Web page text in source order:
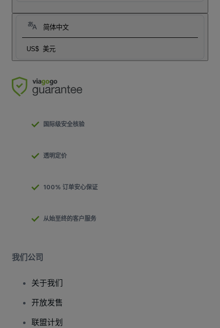
简体中文
US$ 美元
国际级安全核验
透明定价
100% 订单安心保证
从始至终的客户服务
我们公司
关于我们
开放发售
联盟计划